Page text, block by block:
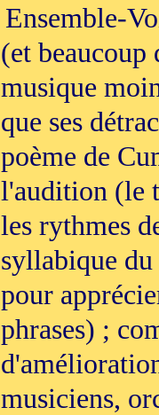
Ensemble-
(et beaucoup
musique
que ses
poème de
l'audition (le
les rythmes
syllabique
pour
phrases) ;
musiciens,